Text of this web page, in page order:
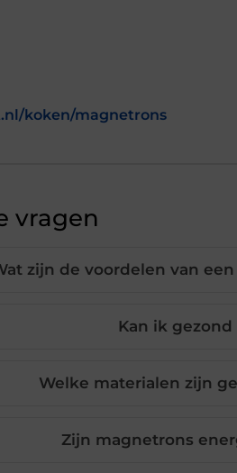
koken/magnetrons
vragen
zijn de voordelen van
Kan ik
Welke materialen zijn
Zijn magnetrons